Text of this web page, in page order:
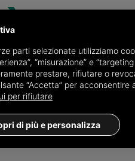
Terraced houses for sale in
parti selezionate utilizziamo
“misurazione” e
prestare, rifiutare o
“Accetta” per
per rifiutare
di più e personalizza